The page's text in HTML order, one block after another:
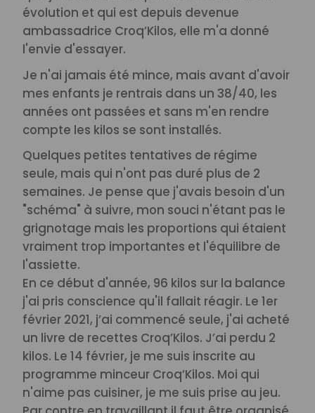
évolution et qui est depuis devenue
ambassadrice Croq’Kilos, elle m'a donné
l'envie d'essayer.
Je n'ai jamais été mince, mais avant d'avoir
mes enfants je rentrais dans un 38/40, les
années ont passées et sans m'en rendre
compte les kilos se sont installés.
Quelques petites tentatives de régime
seule, mais qui n'ont pas duré plus de 2
semaines. Je pense que j'avais besoin d'un
"schéma" à suivre, mon souci n'étant pas le
grignotage mais les proportions qui étaient
vraiment trop importantes et l'équilibre de
l'assiette.
En ce début d'année, 96 kilos sur la balance
j'ai pris conscience qu'il fallait réagir. Le 1er
février 2021, j’ai commencé seule, j'ai acheté
un livre de recettes Croq’Kilos. J’ai perdu 2
kilos. Le 14 février, je me suis inscrite au
programme minceur Croq’Kilos. Moi qui
n'aime pas cuisiner, je me suis prise au jeu.